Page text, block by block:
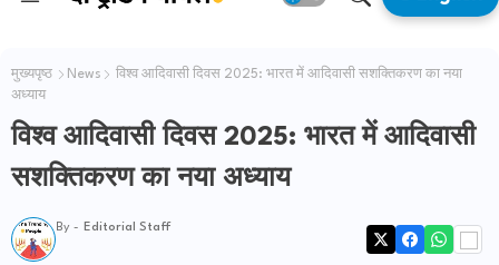
मुख्यपृष्ठ News
विश्व आदिवासी दिवस 2025: भारत में आदिवासी सशक्तिकरण का नया
अध्याय
विश्व आदिवासी दिवस 2025: भारत में आदिवासी
सशक्तिकरण का नया अध्याय
By - Editorial Staff